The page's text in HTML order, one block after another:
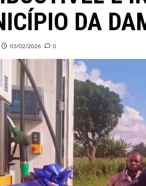
DA
03/02/2026 0